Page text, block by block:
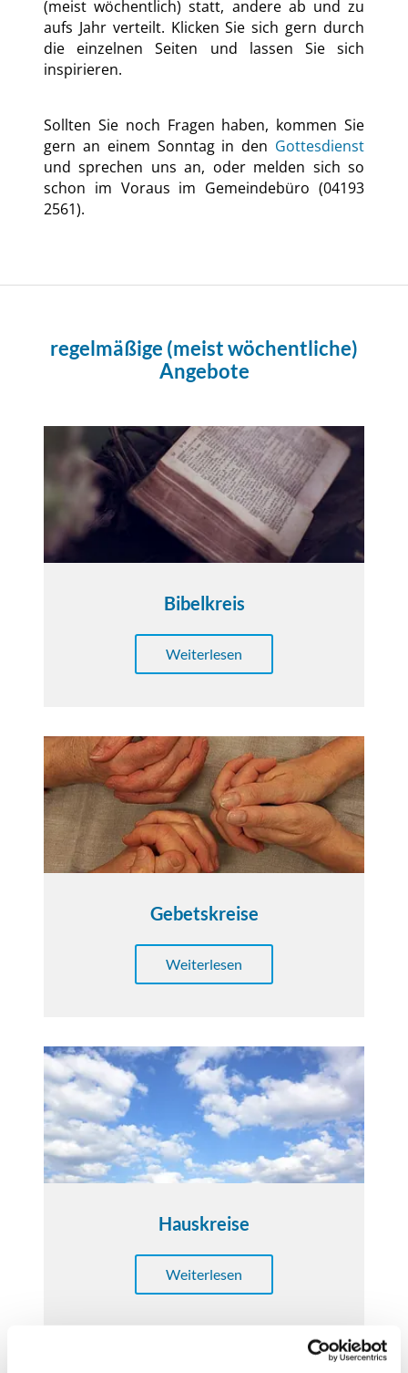
(meist wöchentlich) statt, andere ab und zu
aufs Jahr verteilt. Klicken Sie sich gern durch
die einzelnen Seiten und lassen Sie sich
inspirieren.
Sollten Sie noch Fragen haben, kommen Sie
gern an einem Sonntag in den Gottesdienst
und sprechen uns an, oder melden sich so
schon im Voraus im Gemeindebüro (04193
2561).
regelmäßige (meist wöchentliche)
Angebote
Bibelkreis
Weiterlesen
Gebetskreise
Weiterlesen
Hauskreise
Weiterlesen